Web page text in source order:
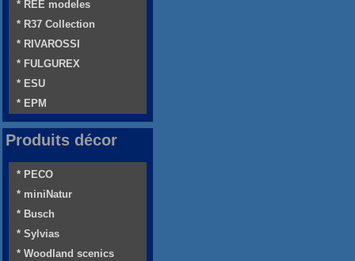
* REE modeles
* R37 Collection
* RIVAROSSI
* FULGUREX
* ESU
* EPM
Produits décor
* PECO
* miniNatur
* Busch
* Sylvias
* Woodland scenics